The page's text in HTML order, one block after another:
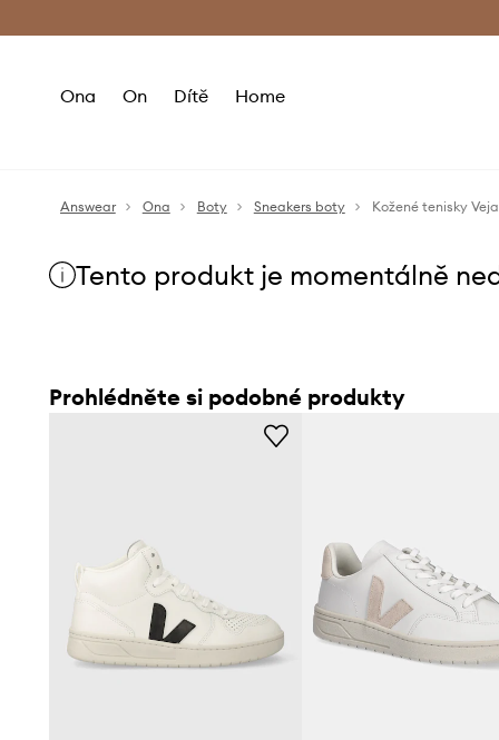
Doručení a
Ona On Dítě Home
Answear Ona Boty Sneakers boty Kožené tenisky
Tento produkt je momentálně
Prohlédněte si podobné produkty